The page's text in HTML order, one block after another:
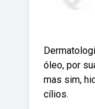
óleo, por
mas sim,
cílios.